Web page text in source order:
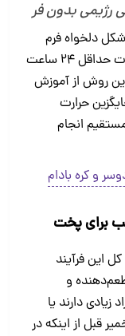
رژیمی بدون فر
شکل دلخواه فرم
دهید. کوکی‌ها را روی سینی بچینید و به‌مدت حداقل ۲۴ ساعت
این روش از آموزش
حرارت
انجام
و کره بادام
برای پخت
این فرآیند
و
زیادی دارند یا
قبل از اینکه در